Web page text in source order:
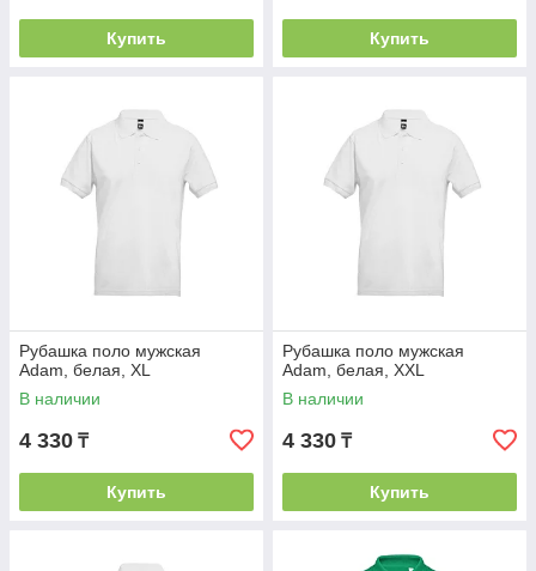
Купить Купить
Рубашка поло мужская
Adam, белая, XL
В наличии
4 330 ₸
Купить
Рубашка поло мужская
Adam, белая, XXL
В наличии
4 330 ₸
Купить